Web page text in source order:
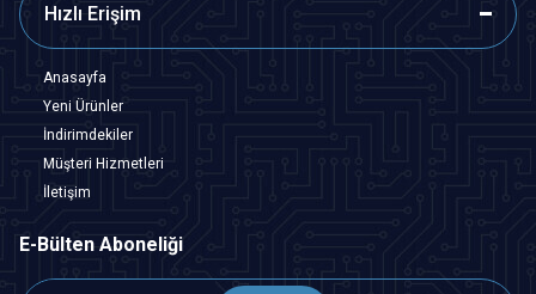
Hızlı Erişim
Anasayfa
Yeni Ürünler
İndirimdekiler
Müşteri Hizmetleri
İletişim
E-Bülten Aboneliği